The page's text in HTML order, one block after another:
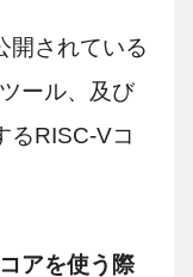
開されている
ール、及び
るRISC-Vコ
アを使う際